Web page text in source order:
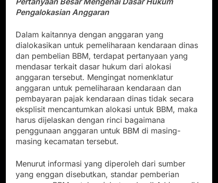
Pengalokasian Anggaran
Dalam kaitannya dengan anggaran yang
dialokasikan untuk pemeliharaan kendaraan dinas
dan pembelian BBM, terdapat pertanyaan yang
mendasar terkait dasar hukum dari alokasi
anggaran tersebut. Mengingat nomenklatur
anggaran untuk pemeliharaan kendaraan dan
pembayaran pajak kendaraan dinas tidak secara
eksplisit mencantumkan alokasi untuk BBM, maka
harus dijelaskan dengan rinci bagaimana
penggunaan anggaran untuk BBM di masing-
masing kecamatan tersebut.
Menurut informasi yang diperoleh dari sumber
yang enggan disebutkan, standar pemberian